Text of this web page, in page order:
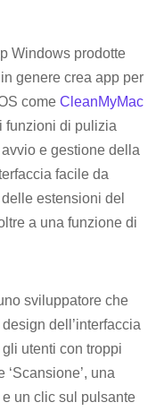
Windows prodotte
genere crea app per
comeCleanMyMac
funzioni di pulizia
e gestione della
facile da
estensioni del
a una funzione di
sviluppatore che
dell’interfaccia
utenti con troppi
una
un clic sul pulsante